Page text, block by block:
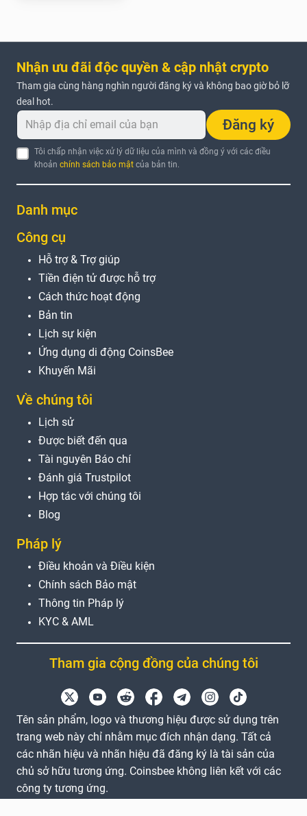
Nhận ưu đãi độc quyền & cập nhật crypto
Tham gia cùng hàng nghìn người đăng ký và không bao giờ bỏ lỡ
deal hot.
Đăng ký
Tôi chấp nhận việc xử lý dữ liệu của mình và đồng ý với các điều
khoảnchính sách bảo mật của bản tin.
Danh mục
Công cụ
Hỗ trợ & Trợ giúp
Tiền điện tử được hỗ trợ
Cách thức hoạt động
Bản tin
Lịch sự kiện
Ứng dụng di động CoinsBee
Khuyến Mãi
Về chúng tôi
Lịch sử
Được biết đến qua
Tài nguyên Báo chí
Đánh giá Trustpilot
Hợp tác với chúng tôi
Blog
Pháp lý
Điều khoản và Điều kiện
Chính sách Bảo mật
Thông tin Pháp lý
KYC & AML
Tham gia cộng đồng của chúng tôi
Tên sản phẩm, logo và thương hiệu được sử dụng trên
trang web này chỉ nhằm mục đích nhận dạng. Tất cả
các nhãn hiệu và nhãn hiệu đã đăng ký là tài sản của
chủ sở hữu tương ứng. Coinsbee không liên kết với các
công ty tương ứng.